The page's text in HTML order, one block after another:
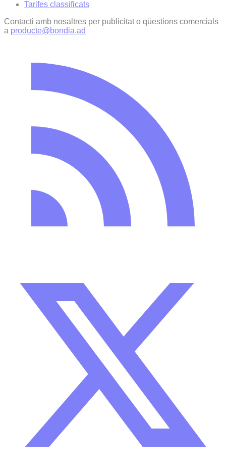
Tarifes classificats
Contacti amb nosaltres per publicitat o qüestions comercials
a producte@bondia.ad